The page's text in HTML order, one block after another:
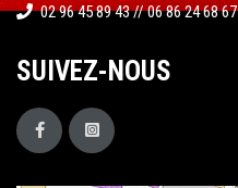
02 96 45 89 43 // 06 86 24 68 67
SUIVEZ-NOUS